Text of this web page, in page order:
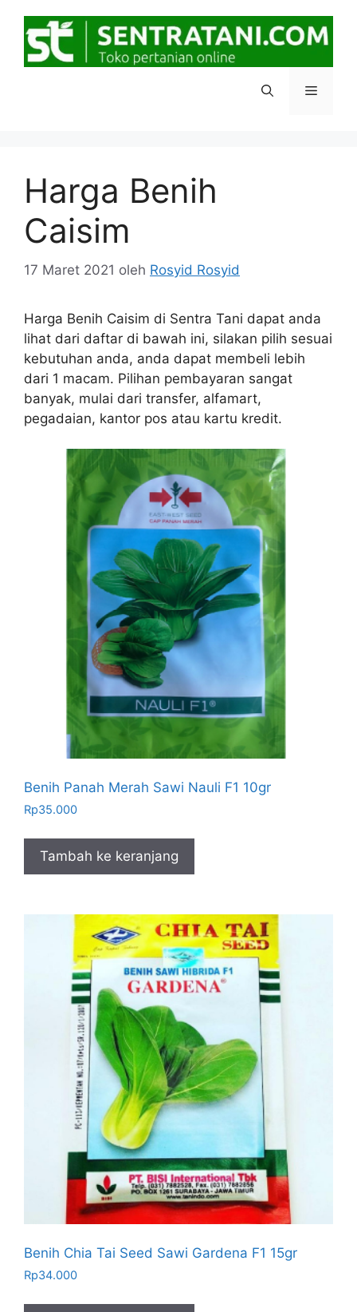
Menu
Harga Benih
Caisim
17 Maret 2021 oleh Rosyid Rosyid
Harga Benih Caisim di Sentra Tani dapat anda
lihat dari daftar di bawah ini, silakan pilih sesuai
kebutuhan anda, anda dapat membeli lebih
dari 1 macam. Pilihan pembayaran sangat
banyak, mulai dari transfer, alfamart,
pegadaian, kantor pos atau kartu kredit.
Benih Panah Merah Sawi Nauli F1 10gr
Rp35.000
Tambah ke keranjang
Benih Chia Tai Seed Sawi Gardena F1 15gr
Rp34.000